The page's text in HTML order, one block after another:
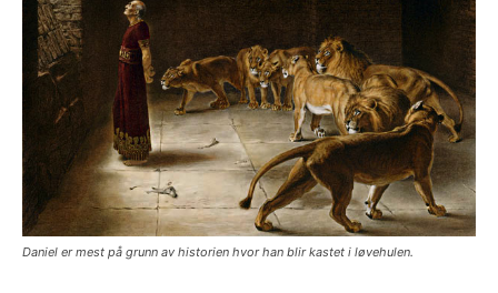
Daniel er mest på grunn av historien hvor han blir kastet i løvehulen.